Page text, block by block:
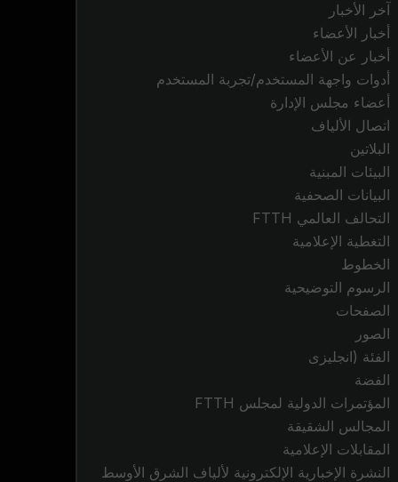
آخر الأخبار
أخبار الأعضاء
أخبار عن الأعضاء
أدوات واجهة المستخدم/تجربة المستخدم
أعضاء مجلس الإدارة
اتصال الألياف
البلاتين
البيئات المبنية
البيانات الصحفية
التحالف العالمي FTTH
التغطية الإعلامية
الخطوط
الرسوم التوضيحية
الصفحات
الصور
الفئة (انجليزى
الفضة
المؤتمرات الدولية لمجلس FTTH
المجالس الشقيقة
المقابلات الإعلامية
النشرة الإخبارية الإلكترونية لألياف الشرق الأوسط